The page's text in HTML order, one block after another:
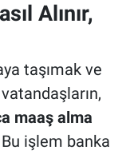
Alınır,
taşımak ve
maaş alma
işlem banka